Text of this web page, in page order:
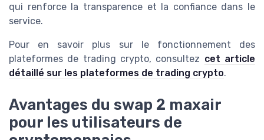
qui renforce la transparence et la confiance dans le
service.
Pour en savoir plus sur le fonctionnement des
plateformes de trading crypto, consultez cet article
détaillé sur les plateformes de trading crypto.
Avantages du swap 2 maxair
pour les utilisateurs de